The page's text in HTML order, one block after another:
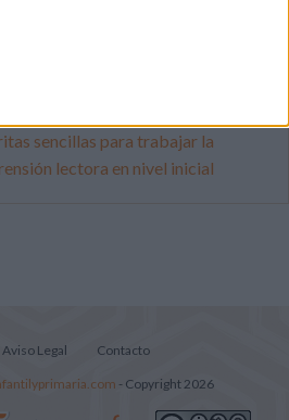
sencillas para trabajar la
lectora en nivel inicial
Aviso Legal Contacto
- Copyright 2026